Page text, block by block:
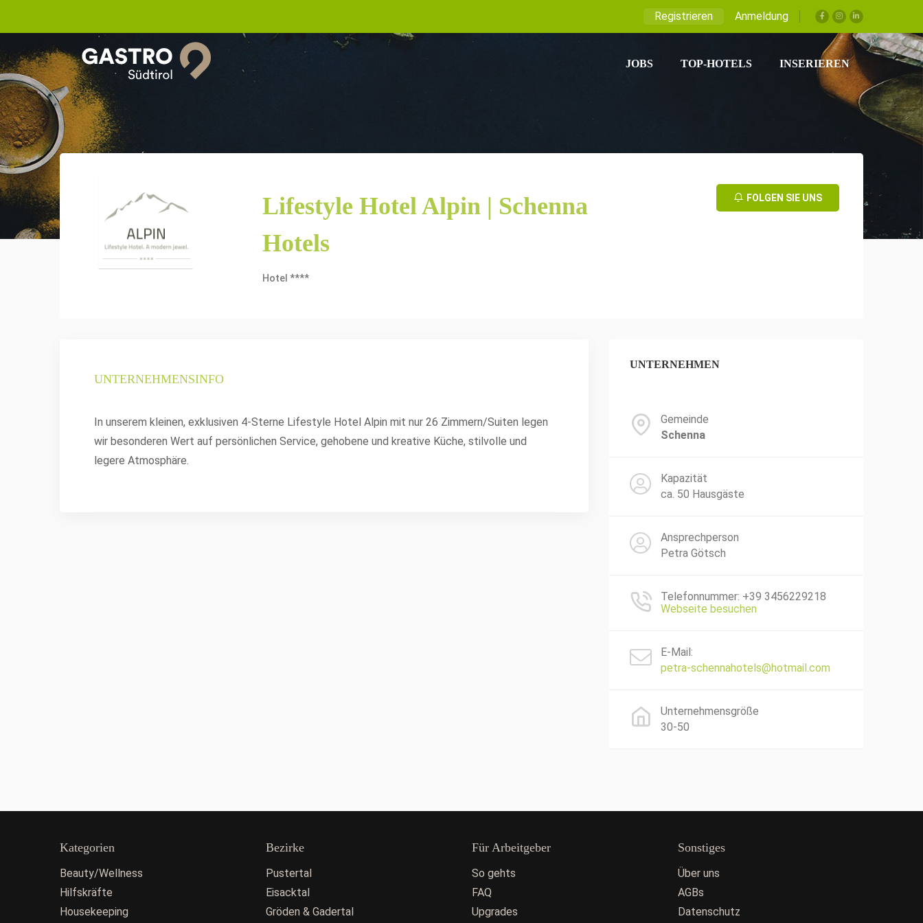
Registrieren Anmeldung
JOBS TOP-HOTELS INSERIEREN
Lifestyle Hotel Alpin | Schenna
Hotels
Hotel ****
FOLGEN SIE UNS
UNTERNEHMENSINFO
In unserem kleinen, exklusiven 4-Sterne Lifestyle Hotel Alpin mit nur 26 Zimmern/Suiten legen
wir besonderen Wert auf persönlichen Service, gehobene und kreative Küche, stilvolle und
legere Atmosphäre.
UNTERNEHMEN
Gemeinde
Schenna
Kapazität
ca. 50 Hausgäste
Ansprechperson
Petra Götsch
Telefonnummer: +39 3456229218
Webseite besuchen
E-Mail:
petra-schennahotels@hotmail.com
Unternehmensgröße
30-50
Kategorien
Beauty/Wellness
Hilfskräfte
Housekeeping
Bezirke
Pustertal
Eisacktal
Gröden & Gadertal
Für Arbeitgeber
So gehts
FAQ
Upgrades
Sonstiges
Über uns
AGBs
Datenschutz